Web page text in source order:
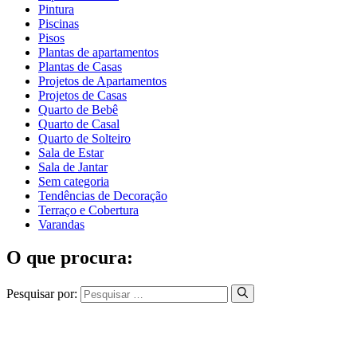
Pintura
Piscinas
Pisos
Plantas de apartamentos
Plantas de Casas
Projetos de Apartamentos
Projetos de Casas
Quarto de Bebê
Quarto de Casal
Quarto de Solteiro
Sala de Estar
Sala de Jantar
Sem categoria
Tendências de Decoração
Terraço e Cobertura
Varandas
O que procura:
Pesquisar por: